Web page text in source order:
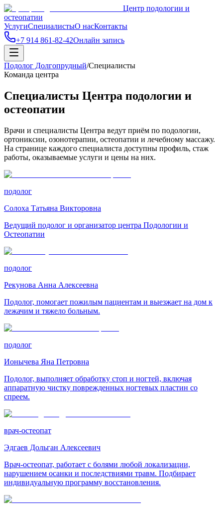
Центр подологии и
остеопатии
УслугиСпециалистыО насКонтакты
+7 914 861-82-42Онлайн запись
Подолог Долгопрудный/Специалисты
Команда центра
Специалисты Центра подологии и
остеопатии
Врачи и специалисты Центра ведут приём по подологии,
ортониксии, озонотерапии, остеопатии и лечебному массажу.
На странице каждого специалиста доступны профиль, стаж
работы, оказываемые услуги и цены на них.
подолог
Солоха Татьяна Викторовна
Ведущий подолог и организатор центра Подологии и
Остеопатии
подолог
Рекунова Анна Алексеевна
Подолог, помогает пожилым пациентам и выезжает на дом к
лежачим и тяжело больным.
подолог
Ионычева Яна Петровна
Подолог, выполняет обработку стоп и ногтей, включая
аппаратную чистку поврежденных ногтевых пластин со
спреем.
врач-остеопат
Эдгаев Дольган Алексеевич
Врач-остеопат, работает с болями любой локализации,
нарушением осанки и последствиями травм. Подбирает
индивидуальную программу восстановления.